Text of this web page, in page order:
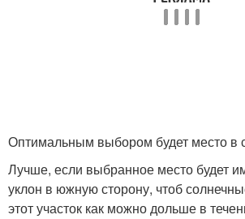
Оптимальным выбором будет место в
Лучше, если выбранное место будет
уклон в южную сторону, чтоб
этот участок как можно дольше в